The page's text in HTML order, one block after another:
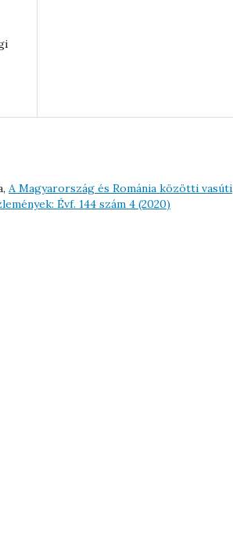
A Magyarország és Románia közötti vasúti
Évf. 144 szám 4 (2020)